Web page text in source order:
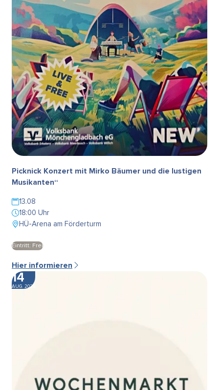
Picknick Konzert mit Mirko Bäumer und die lustigen
Musikanten“
13.08
18:00 Uhr
HÜ-Arena am Förderturm
Eintritt: Frei
Hier informieren
14
AUG. 2026